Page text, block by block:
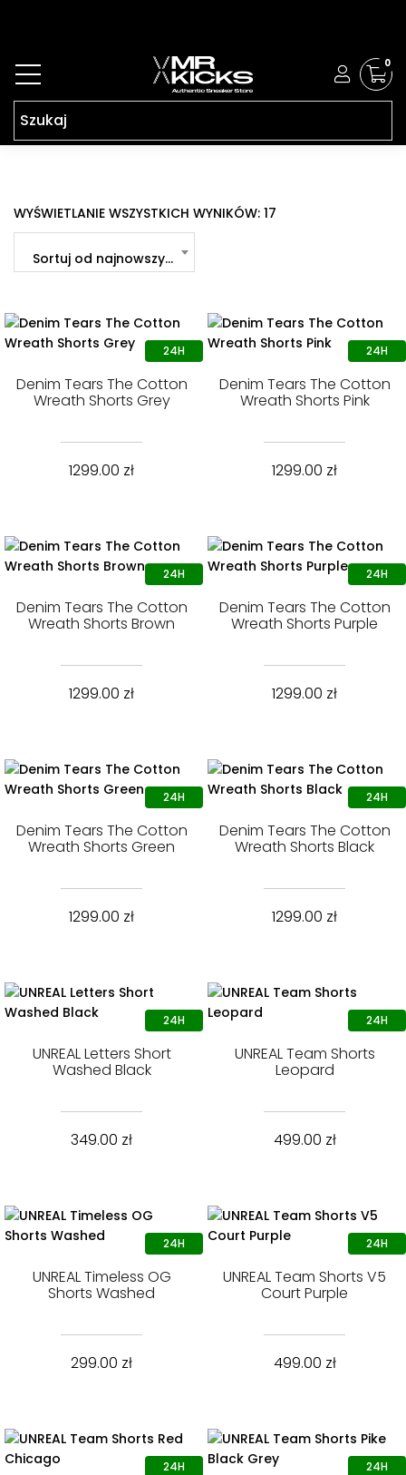
0
WYŚWIETLANIE WSZYSTKICH WYNIKÓW: 17
Sortuj od najnowszych
Denim Tears The Cotton
Wreath Shorts Grey
1299.00 zł
Denim Tears The Cotton
Wreath Shorts Pink
1299.00 zł
Denim Tears The Cotton
Wreath Shorts Brown
1299.00 zł
Denim Tears The Cotton
Wreath Shorts Purple
1299.00 zł
Denim Tears The Cotton
Wreath Shorts Green
1299.00 zł
Denim Tears The Cotton
Wreath Shorts Black
1299.00 zł
UNREAL Letters Short
Washed Black
349.00 zł
UNREAL Team Shorts
Leopard
499.00 zł
UNREAL Timeless OG
Shorts Washed
299.00 zł
UNREAL Team Shorts V5
Court Purple
499.00 zł